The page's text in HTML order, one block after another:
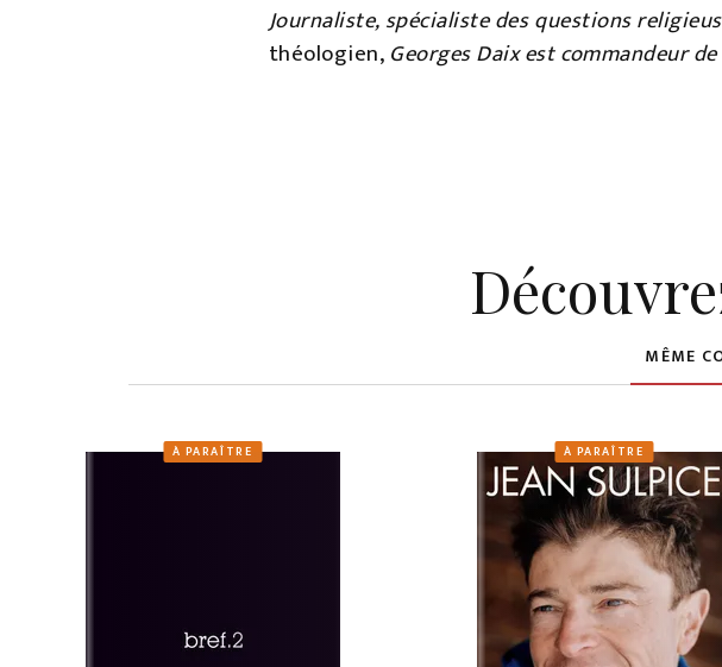
Journaliste, spécialiste des questions
théologien,Georges Daix est commandeur
MÊME
À PARAÎTRE À PARAÎTRE